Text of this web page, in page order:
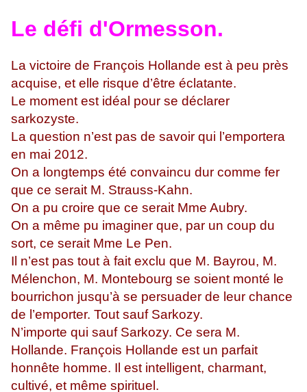
Le défi d'Ormesson.
La victoire de François Hollande est à peu près
acquise, et elle risque d’être éclatante.
Le moment est idéal pour se déclarer
sarkozyste.
La question n’est pas de savoir qui l’emportera
en mai 2012.
On a longtemps été convaincu dur comme fer
que ce serait M. Strauss-Kahn.
On a pu croire que ce serait Mme Aubry.
On a même pu imaginer que, par un coup du
sort, ce serait Mme Le Pen.
Il n’est pas tout à fait exclu que M. Bayrou, M.
Mélenchon, M. Montebourg se soient monté le
bourrichon jusqu’à se persuader de leur chance
de l’emporter. Tout sauf Sarkozy.
N’importe qui sauf Sarkozy. Ce sera M.
Hollande. François Hollande est un parfait
honnête homme. Il est intelligent, charmant,
cultivé, et même spirituel.